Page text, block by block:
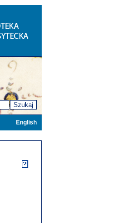
Szukaj
English